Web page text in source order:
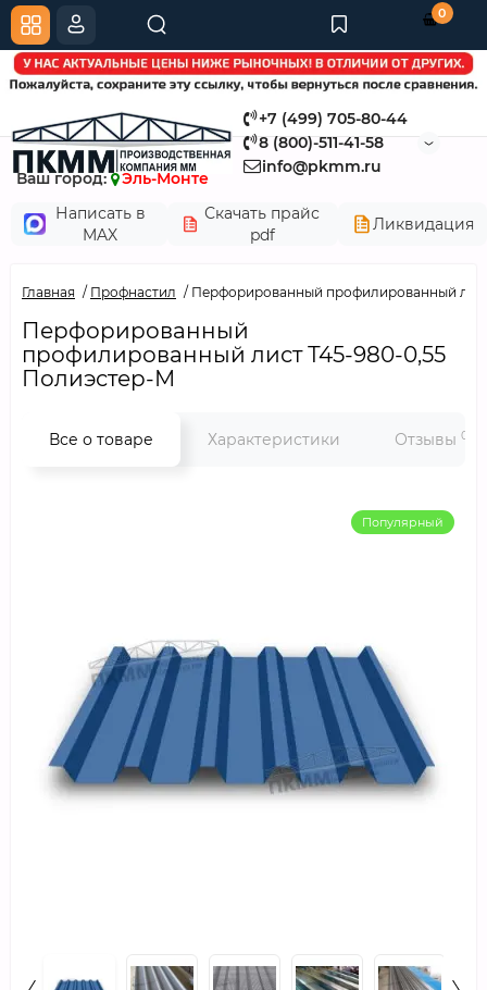
+7 (499) 705-80-44
8 (800)-511-41-58
info@pkmm.ru
Ваш город:
Эль-Монте
Написать в
MAX
Скачать прайс
pdf
Ликвидация
0
Главная Профнастил Перфорированный профилированный
Перфорированный
профилированный лист Т45-980-0,55
Полиэстер-М
Все о товаре Характеристики Отзывы 0
Популярный